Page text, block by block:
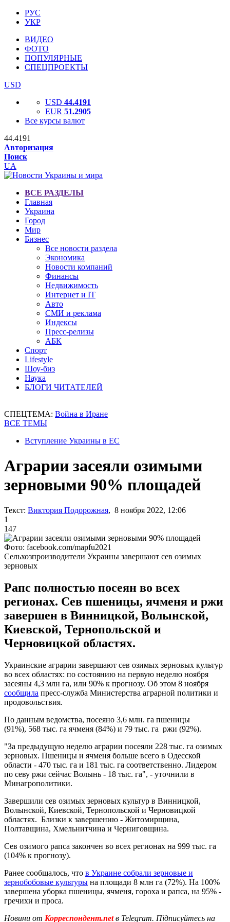
РУС
УКР
ВИДЕО
ФОТО
ПОПУЛЯРНЫЕ
СПЕЦПРОЕКТЫ
USD
USD 44.4191
EUR 51.2905
Все курсы валют
44.4191
Авторизация
Поиск
UA
ВСЕ РАЗДЕЛЫ
Главная
Украина
Город
Мир
Бизнес
Все новости раздела
Экономика
Новости компаний
Финансы
Недвижимость
Интернет и IT
Авто
СМИ и реклама
Индексы
Пресс-релизы
АБК
Спорт
Lifestyle
Шоу-биз
Наука
БЛОГИ ЧИТАТЕЛЕЙ
СПЕЦТЕМА: Война в Иране
ВСЕ ТЕМЫ
Вступление Украины в ЕС
Аграрии засеяли озимыми
зерновыми 90% площадей
Текст: Виктория Подорожная, 8 ноября 2022, 12:06
1
147
Фото: facebook.com/mapfu2021
Сельхозпроизводители Украины завершают сев озимых
зерновых
Рапс полностью посеян во всех
регионах. Сев пшеницы, ячменя и ржи
завершен в Винницкой, Волынской,
Киевской, Тернопольской и
Черновицкой областях.
Украинские аграрии завершают сев озимых зерновых культур
во всех областях: по состоянию на первую неделю ноября
засеяны 4,3 млн га, или 90% к прогнозу. Об этом 8 ноября
сообщила пресс-служба Министерства аграрной политики и
продовольствия.
По данным ведомства, посеяно 3,6 млн. га пшеницы
(91%), 568 тыс. га ячменя (84%) и 79 тыс. га ржи (92%).
"За предыдущую неделю аграрии посеяли 228 тыс. га озимых
зерновых. Пшеницы и ячменя больше всего в Одесской
области - 470 тыс. га и 181 тыс. га соответственно. Лидером
по севу ржи сейчас Волынь - 18 тыс. га", - уточнили в
Минагрополитики.
Завершили сев озимых зерновых культур в Винницкой,
Волынской, Киевской, Тернопольской и Черновицкой
областях. Близки к завершению - Житомирщина,
Полтавщина, Хмельнитчина и Черниговщина.
Сев озимого рапса закончен во всех регионах на 999 тыс. га
(104% к прогнозу).
Ранее сообщалось, что в Украине собрали зерновые и
зернобобовые культуры на площади 8 млн га (72%). На 100%
завершена уборка пшеницы, ячменя, гороха и рапса, на 95% -
гречихи и проса.
Новини от Корреспондент.netв Telegram. Підписуйтесь на